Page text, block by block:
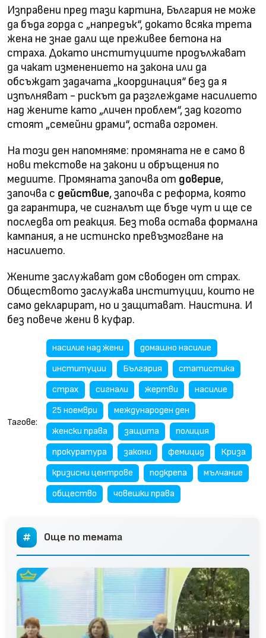
Изправени пред тази картина, България не може
да бъда горда с „напредък“, докато всяка трета
жена не знае дали ще пре­живее бетона на
страха. Докато институциите продължават
да чакат изменението на закона или да
обсъждат задачата „координация“ без да я
изпълняват - рискът да разглеждаме насилието
над жените като „личен проблем“, зад когото
стоят „семейни драми“, остава огромен.
На този ден напомняме: промяната не е само в
нови текстове на закони и обръщения по
медиите. Промяната започва от доверие,
започва с действие, започва с реформа, която
да гарантира, че сигналът ще бъде чут и ще се
последва от реакция. Без това остава формална
кампания, а не истинско превъзмогване на
насилието.
Жените заслужават дом свободен от страх.
Обществото заслужава институции, които не
само декларират, но и защитават. Наистина. И
без повече жени в куфар.
Тагове:
насилие над жени
домашно насилие
институции
България
статистика
страх
сигнали жертви
насилие
25 ноември
международен ден
женски права
защита
полиция
прокуратура
закони фемицид
Криза
кризисни центрове
подкрепа
мълчание
общество
човешки права
Още по темата